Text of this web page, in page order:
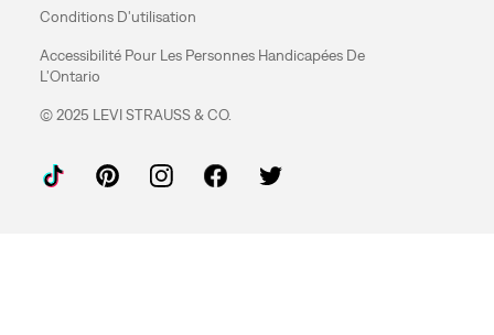
Conditions D'utilisation
Accessibilité Pour Les Personnes Handicapées De
L'Ontario
© 2025 LEVI STRAUSS & CO.